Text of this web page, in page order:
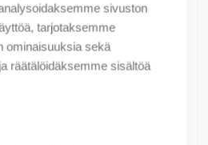
sivuston
tarjotaksemme
ominaisuuksia sekä
räätälöidäksemme sisältöä